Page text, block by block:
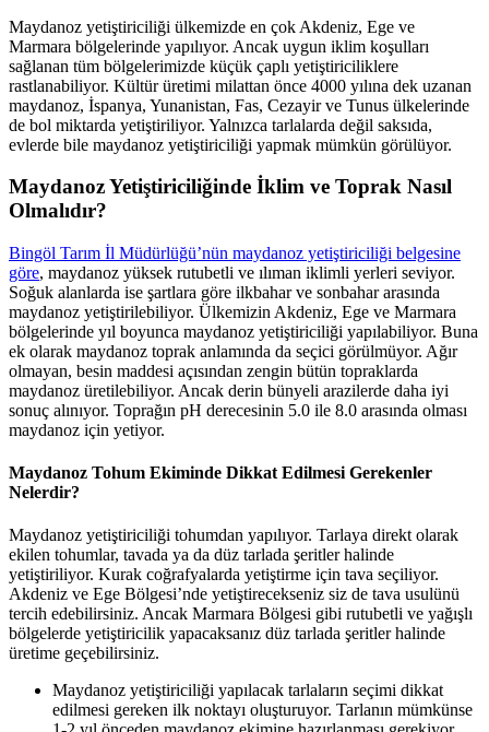
Maydanoz yetiştiriciliği ülkemizde en çok Akdeniz, Ege ve
Marmara bölgelerinde yapılıyor. Ancak uygun iklim koşulları
sağlanan tüm bölgelerimizde küçük çaplı yetiştiriciliklere
rastlanabiliyor. Kültür üretimi milattan önce 4000 yılına dek uzanan
maydanoz, İspanya, Yunanistan, Fas, Cezayir ve Tunus ülkelerinde
de bol miktarda yetiştiriliyor. Yalnızca tarlalarda değil saksıda,
evlerde bile maydanoz yetiştiriciliği yapmak mümkün görülüyor.
Maydanoz Yetiştiriciliğinde İklim ve Toprak Nasıl
Olmalıdır?
Bingöl Tarım İl Müdürlüğü’nün maydanoz yetiştiriciliği belgesine
göre, maydanoz yüksek rutubetli ve ılıman iklimli yerleri seviyor.
Soğuk alanlarda ise şartlara göre ilkbahar ve sonbahar arasında
maydanoz yetiştirilebiliyor. Ülkemizin Akdeniz, Ege ve Marmara
bölgelerinde yıl boyunca maydanoz yetiştiriciliği yapılabiliyor. Buna
ek olarak maydanoz toprak anlamında da seçici görülmüyor. Ağır
olmayan, besin maddesi açısından zengin bütün topraklarda
maydanoz üretilebiliyor. Ancak derin bünyeli arazilerde daha iyi
sonuç alınıyor. Toprağın pH derecesinin 5.0 ile 8.0 arasında olması
maydanoz için yetiyor.
Maydanoz Tohum Ekiminde Dikkat Edilmesi Gerekenler
Nelerdir?
Maydanoz yetiştiriciliği tohumdan yapılıyor. Tarlaya direkt olarak
ekilen tohumlar, tavada ya da düz tarlada şeritler halinde
yetiştiriliyor. Kurak coğrafyalarda yetiştirme için tava seçiliyor.
Akdeniz ve Ege Bölgesi’nde yetiştirecekseniz siz de tava usulünü
tercih edebilirsiniz. Ancak Marmara Bölgesi gibi rutubetli ve yağışlı
bölgelerde yetiştiricilik yapacaksanız düz tarlada şeritler halinde
üretime geçebilirsiniz.
Maydanoz yetiştiriciliği yapılacak tarlaların seçimi dikkat
edilmesi gereken ilk noktayı oluşturuyor. Tarlanın mümkünse